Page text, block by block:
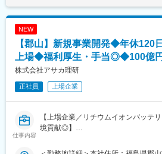
・部門ごとの売り上げ実績に基づい
スを評価する制度
・可視化された中での評価の基、賞
変更の範囲：会社の定める業務
止・未然防止を実現することがミッ
また、品質データの分析や継続的な
で、お客様に安心してご使用いただ
・品質管理部門の係長・課長など、
ネジメントを担う管理職
リスト
通じて上下する可能性があります。
表記です。
NEW
【郡山】新規事業開発◆年休120
上場◆福利厚生・手当◎◆100億
株式会社アサカ理研
正社員 上場企業
仕事内容
【上場企業／リチウムイオンバッテ
境貢献◎】
■職務内容